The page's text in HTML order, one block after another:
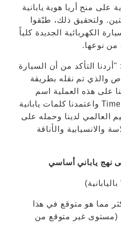
على منح أريا هوية يابانية
ولتحقيق ذلك، طبّقوا
الكهربائية الجديدة كلياً
من نوعها.
"أردنا التأكد من أن السيارة
والذي تم نقله بطريقة
على هذه العملية اسم
Timeless Japanese Futurism واعتمدنا كلمات يابانية
العالمي لدينا وحمله على
والانسيابية والأناقة
نهج ياباني أساسي
مما هو متوقع في هذا
(مستوى غير متوقع من